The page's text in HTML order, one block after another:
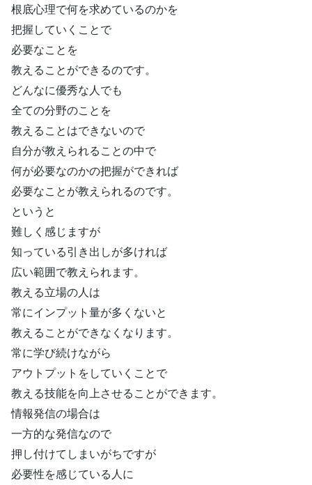
根底心理で何を求めているのかを
把握していくことで
必要なことを
教えることができるのです。
どんなに優秀な人でも
全ての分野のことを
教えることはできないので
自分が教えられることの中で
何が必要なのかの把握ができれば
必要なことが教えられるのです。
というと
難しく感じますが
知っている引き出しが多ければ
広い範囲で教えられます。
教える立場の人は
常にインプット量が多くないと
教えることができなくなります。
常に学び続けながら
アウトプットをしていくことで
教える技能を向上させることができます。
情報発信の場合は
一方的な発信なので
押し付けてしまいがちですが
必要性を感じている人に